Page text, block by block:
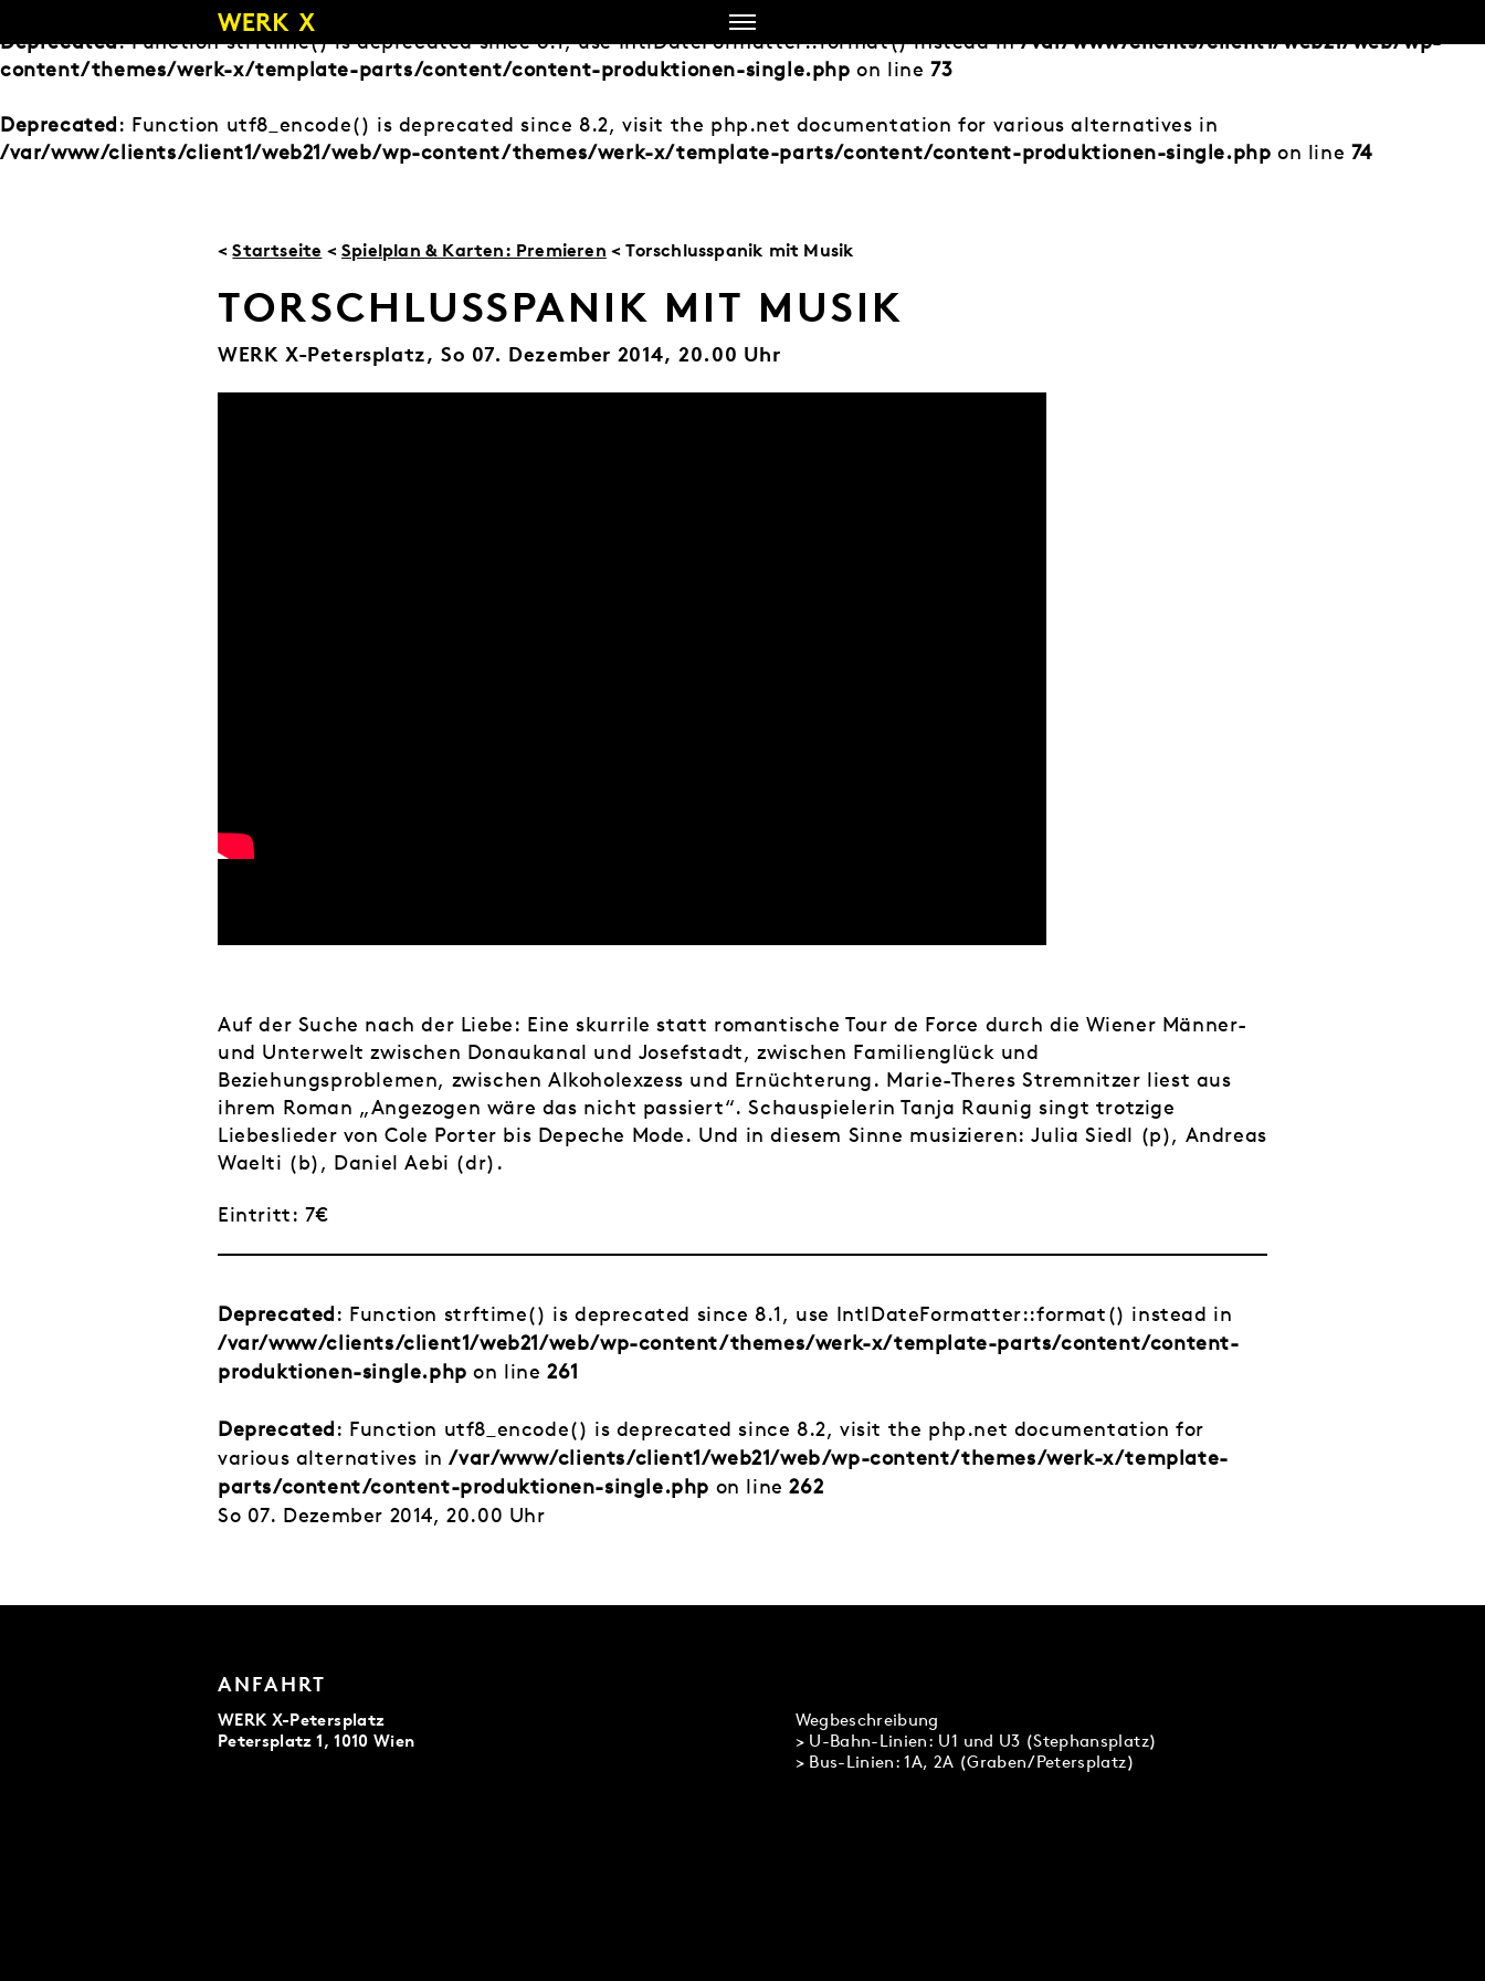
Inhalt
springen
Deprecated: Function strftime() is deprecated since 8.1, use IntlDateFormatter::format() instead in/var/www/clients/client1/web21/web/wp-
content/themes/werk-x/template-parts/content/content-produktionen-single.php on line73
Deprecated: Function utf8_encode() is deprecated since 8.2, visit the php.net documentation for various alternatives in
/var/www/clients/client1/web21/web/wp-content/themes/werk-x/template-parts/content/content-produktionen-single.php on line 74
<Startseite <Spielplan & Karten: Premieren < Torschlusspanik mit Musik
TORSCHLUSSPANIK MIT MUSIK
WERK X-Petersplatz,So 07. Dezember 2014, 20.00 Uhr
Auf der Suche nach der Liebe: Eine skurrile statt romantische Tour de Force durch die Wiener Männer-
und Unterwelt zwischen Donaukanal und Josefstadt, zwischen Familienglück und
Beziehungsproblemen, zwischen Alkoholexzess und Ernüchterung. Marie-Theres Stremnitzer liest aus
ihrem Roman „Angezogen wäre das nicht passiert“. Schauspielerin Tanja Raunig singt trotzige
Liebeslieder von Cole Porter bis Depeche Mode. Und in diesem Sinne musizieren: Julia Siedl (p), Andreas
Waelti (b), Daniel Aebi (dr).
Eintritt: 7€
Deprecated: Function strftime() is deprecated since 8.1, use IntlDateFormatter::format() instead in
/var/www/clients/client1/web21/web/wp-content/themes/werk-x/template-parts/content/content-
produktionen-single.php on line261
Deprecated: Function utf8_encode() is deprecated since 8.2, visit the php.net documentation for
various alternatives in/var/www/clients/client1/web21/web/wp-content/themes/werk-x/template-
parts/content/content-produktionen-single.php on line262
So 07. Dezember 2014, 20.00 Uhr
ANFAHRT
WERK X-Petersplatz
Petersplatz 1, 1010 Wien
Wegbeschreibung
> U-Bahn-Linien: U1 und U3 (Stephansplatz)
> Bus-Linien: 1A, 2A (Graben/Petersplatz)